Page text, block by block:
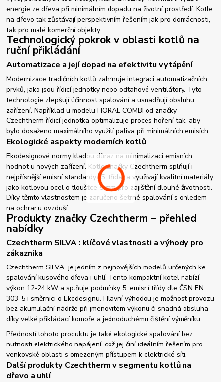
energie ze dřeva při minimálním dopadu na životní prostředí. Kotle
na dřevo tak zůstávají perspektivním řešením jak pro domácnosti,
tak pro malé komerční objekty.
Technologický pokrok v oblasti kotlů na
ruční přikládání
Automatizace a její dopad na efektivitu vytápění
Modernizace tradičních kotlů zahrnuje integraci automatizačních
prvků, jako jsou řídicí jednotky nebo odtahové ventilátory. Tyto
technologie zlepšují účinnost spalování a usnadňují obsluhu
zařízení. Například u modelu HORAL COMBI od značky
Czechtherm řídicí jednotka optimalizuje proces hoření tak, aby
bylo dosaženo maximálního využití paliva při minimálních emisích.
Ekologické aspekty moderních kotlů
Ekodesignové normy kladou důraz na minimalizaci emisních
hodnot u nových zařízení. Kotle značky Czechtherm splňují i
nejpřísnější emisní standardy (5. třída) a využívají kvalitní materiály
jako kotlovou ocel o tloušťce 5 mm pro zajištění dlouhé životnosti.
Díky těmto vlastnostem je zaručeno šetrné spalování s ohledem
na ochranu ovzduší.
Produkty značky Czechtherm – přehled
nabídky
Czechtherm SILVA : klíčové vlastnosti a výhody pro
zákazníka
Czechtherm SILVA je jedním z nejnovějších modelů určených ke
spalování kusového dřeva i uhlí. Tento kompaktní kotel nabízí
výkon 12-24 kW a splňuje podmínky 5. emisní třídy dle ČSN EN
303-5 i směrnici o Ekodesignu. Hlavní výhodou je možnost provozu
bez akumulační nádrže při jmenovitém výkonu či snadná obsluha
díky velké přikládací komoře a jednoduchému čištění výměníku.
Předností tohoto produktu je také ekologické spalování bez
nutnosti elektrického napájení, což jej činí ideálním řešením pro
venkovské oblasti s omezeným přístupem k elektrické síti.
Další produkty Czechtherm v segmentu kotlů na
dřevo a uhlí